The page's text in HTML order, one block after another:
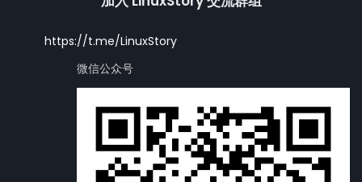
https://t.me/LinuxStory
微信公众号